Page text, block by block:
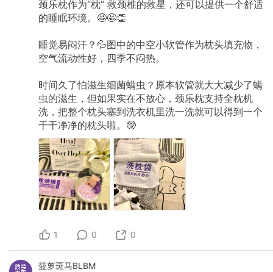
颈乐枕作为“枕” 救颈椎的救星，还可以提供一个舒适
的睡眠环境。🤩🤩👏
睡觉易闷汗？💦图中的中空小软管作为枕头填充物，
空气流动性好，四季不闷热。
时间久了怕滋生细菌螨虫？原本软管就大大减少了螨
虫的滋生，但如果实在不放心，颈乐枕支持全枕机
洗，把整个枕头塞到洗衣机里洗一洗就可以得到一个
干干净净的枕头啦。🤓
1 0 0
菠萝斑马BLBM